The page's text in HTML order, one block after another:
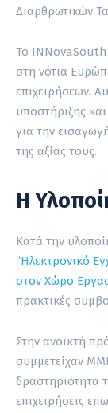
Διαρθρωτικών
Το INNovaSouth
στη νότια
επιχειρήσεων.
υποστήριξης
για την
της αξίας τους.
Η
Κατά την
“Ηλεκτρονικό
στον Χώρο
πρακτικές
Στην ανοικτή
συμμετείχαν
δραστηριότητα
επιχειρήσεις